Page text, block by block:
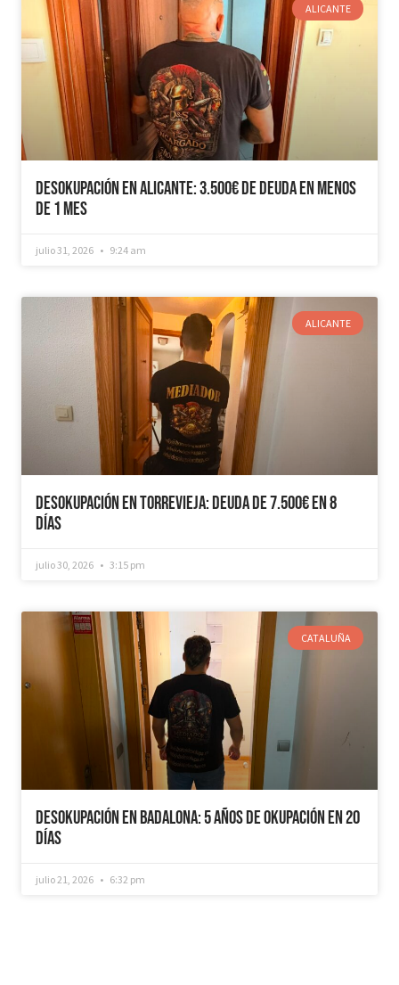
ALICANTE
Desokupación en Alicante: 3.500€ de Deuda en Menos
de 1 mes
julio 31, 2026 9:24 am
ALICANTE
Desokupación en Torrevieja: Deuda de 7.500€ en 8
días
julio 30, 2026 3:15 pm
CATALUÑA
Desokupación en Badalona: 5 años de Okupación en 20
días
julio 21, 2026 6:32 pm